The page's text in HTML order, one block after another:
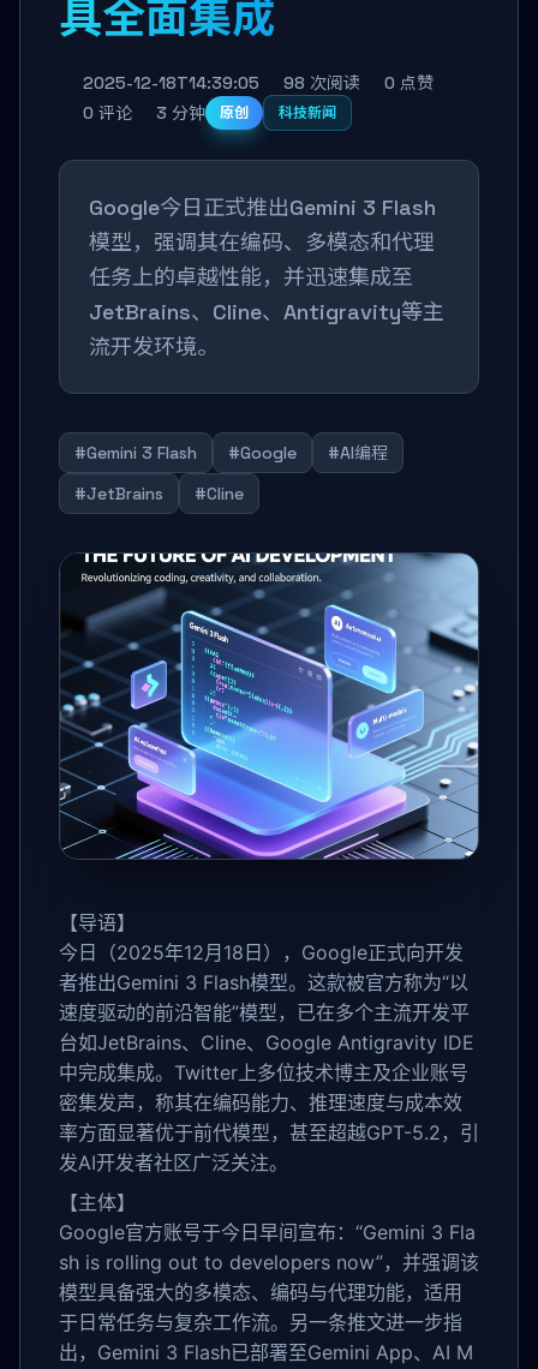
具全面集成
2025-12-18T14:39:05 98 次阅读
0 点赞
0 评论
3 分钟 原创 科技新闻
Google今日正式推出Gemini 3 Flash
模型，强调其在编码、多模态和代理
任务上的卓越性能，并迅速集成至
JetBrains、Cline、Antigravity等主
流开发环境。
#Gemini 3 Flash #Google
#AI编程
#JetBrains
#Cline
【导语】
今日（2025年12月18日），Google正式向开发
者推出Gemini 3 Flash模型。这款被官方称为“以
速度驱动的前沿智能”模型，已在多个主流开发平
台如JetBrains、Cline、Google Antigravity IDE
中完成集成。Twitter上多位技术博主及企业账号
密集发声，称其在编码能力、推理速度与成本效
率方面显著优于前代模型，甚至超越GPT-5.2，引
发AI开发者社区广泛关注。
【主体】
Google官方账号于今日早间宣布：“Gemini 3 Fla
sh is rolling out to developers now”，并强调该
模型具备强大的多模态、编码与代理功能，适用
于日常任务与复杂工作流。另一条推文进一步指
出，Gemini 3 Flash已部署至Gemini App、AI M